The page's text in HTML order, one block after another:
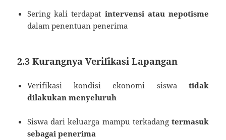
Sering kali terdapat intervensi atau nepotisme
dalam penentuan penerima
2.3 Kurangnya Verifikasi Lapangan
Verifikasi kondisi ekonomi siswa tidak
dilakukan menyeluruh
Siswa dari keluarga mampu terkadang termasuk
sebagai penerima